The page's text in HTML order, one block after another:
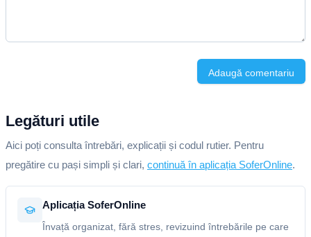
Adaugă comentariu
Legături utile
Aici poți consulta întrebări, explicații și codul rutier. Pentru
pregătire cu pași simpli și clari, continuă în aplicația SoferOnline.
Aplicația SoferOnline
Învață organizat, fără stres, revizuind întrebările pe care